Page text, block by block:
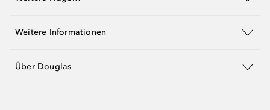
Weitere Informationen
Über Douglas